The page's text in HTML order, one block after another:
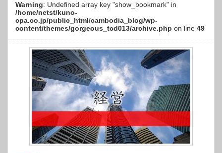
Warning: Undefined array key "show_bookmark" in
/home/netst/kuno-
cpa.co.jp/public_html/cambodia_blog/wp-
content/themes/gorgeous_tcd013/archive.php on line 49